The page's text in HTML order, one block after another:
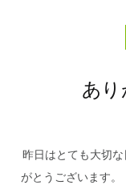
あ
昨日はとても大切
がとうございます